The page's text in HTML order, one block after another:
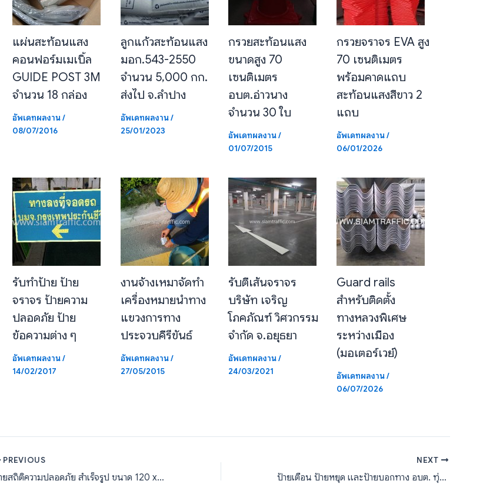
แผ่นสะท้อนแสง
คอนฟอร์มเมเบิ้ล
GUIDE POST 3M
จำนวน 18 กล่อง
อัพเดทผลงาน/
08/07/2016
ลูกแก้วสะท้อนแสง
มอก.543-2550
จำนวน 5,000 กก.
ส่งไป จ.ลำปาง
อัพเดทผลงาน/
25/01/2023
กรวยสะท้อนแสง
ขนาดสูง 70
เซนติเมตร
อบต.อ่าวนาง
จำนวน 30 ใบ
อัพเดทผลงาน/
01/07/2015
กรวยจราจร EVA สูง
70 เซนติเมตร
พร้อมคาดแถบ
สะท้อนแสงสีขาว 2
แถบ
อัพเดทผลงาน/
06/01/2026
รับทำป้าย ป้าย
จราจร ป้ายความ
ปลอดภัย ป้าย
ข้อความต่าง ๆ
อัพเดทผลงาน/
14/02/2017
งานจ้างเหมาจัดทำ
เครื่องหมายนำทาง
แขวงการทาง
ประจวบคีรีขันธ์
อัพเดทผลงาน/
27/05/2015
รับตีเส้นจราจร
บริษัท เจริญ
โภคภัณฑ์ วิศวกรรม
จำกัด จ.อยุธยา
อัพเดทผลงาน/
24/03/2021
Guard rails
สำหรับติดตั้ง
ทางหลวงพิเศษ
ระหว่างเมือง
(มอเตอร์เวย์)
อัพเดทผลงาน/
06/07/2026
PREVIOUS
ป้ายสถิติความปลอดภัย สำเร็จรูป ขนาด 120 x 240 เซนติเมตร
NEXT
ป้ายเตือน ป้ายหยุด และป้ายบอกทาง อบต. ทุ่งใหญ่ จังหวัดสงขลา